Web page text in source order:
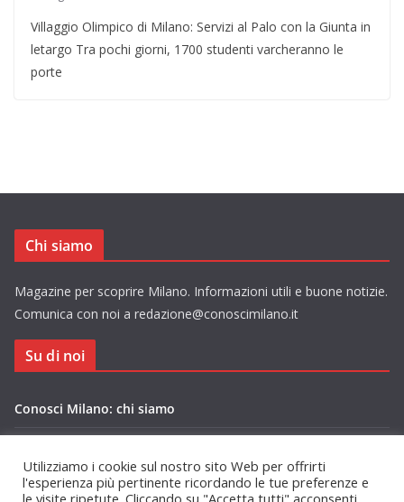
Villaggio Olimpico di Milano: Servizi al Palo con la Giunta in
letargo Tra pochi giorni, 1700 studenti varcheranno le
porte
Chi siamo
Magazine per scoprire Milano. Informazioni utili e buone notizie.
Comunica con noi a redazione@conoscimilano.it
Su di noi
Conosci Milano: chi siamo
Utilizziamo i cookie sul nostro sito Web per offrirti
l'esperienza più pertinente ricordando le tue preferenze e
le visite ripetute. Cliccando su "Accetta tutti" acconsenti